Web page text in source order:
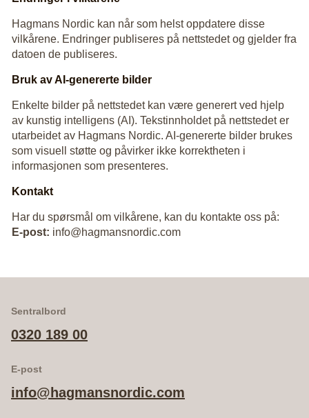
Hagmans Nordic kan når som helst oppdatere disse
vilkårene. Endringer publiseres på nettstedet og gjelder fra
datoen de publiseres.
Bruk av AI-genererte bilder
Enkelte bilder på nettstedet kan være generert ved hjelp
av kunstig intelligens (AI). Tekstinnholdet på nettstedet er
utarbeidet av Hagmans Nordic. AI-genererte bilder brukes
som visuell støtte og påvirker ikke korrektheten i
informasjonen som presenteres.
Kontakt
Har du spørsmål om vilkårene, kan du kontakte oss på:
E‑post: info@hagmansnordic.com
Sentralbord
0320 189 00
E-post
info@hagmansnordic.com